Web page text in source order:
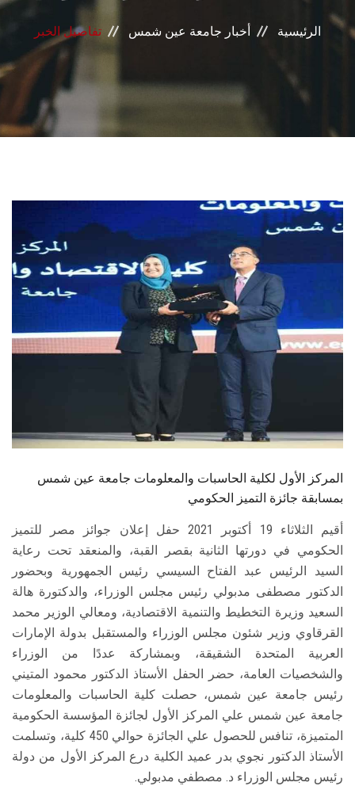
المراكز والوحدات
الأنظمة الذكية
هيئة التدريس
الزائـرون
الرئيسية أخبار جامعة عين شمس تفاصيل الخبر
المركز الأول لكلية الحاسبات والمعلومات جامعة عين شمس
بمسابقة جائزة التميز الحكومي
أقيم الثلاثاء 19 أكتوبر 2021 حفل إعلان جوائز مصر للتميز
الحكومي في دورتها الثانية بقصر القبة، والمنعقد تحت رعاية
السيد الرئيس عبد الفتاح السيسي رئيس الجمهورية وبحضور
الدكتور مصطفى مدبولي رئيس مجلس الوزراء، والدكتورة هالة
السعيد وزيرة التخطيط والتنمية الاقتصادية، ومعالي الوزير محمد
القرقاوي وزير شئون مجلس الوزراء والمستقبل بدولة الإمارات
العربية المتحدة الشقيقة، وبمشاركة عددًا من الوزراء
والشخصيات العامة، حضر الحفل الأستاذ الدكتور محمود المتيني
رئيس جامعة عين شمس، حصلت كلية الحاسبات والمعلومات
جامعة عين شمس علي المركز الأول لجائزة المؤسسة الحكومية
المتميزة، تنافس للحصول علي الجائزة حوالي 450 كلية، وتسلمت
الأستاذ الدكتور نجوي بدر عميد الكلية درع المركز الأول من دولة
رئيس مجلس الوزراء د. مصطفي مدبولي.